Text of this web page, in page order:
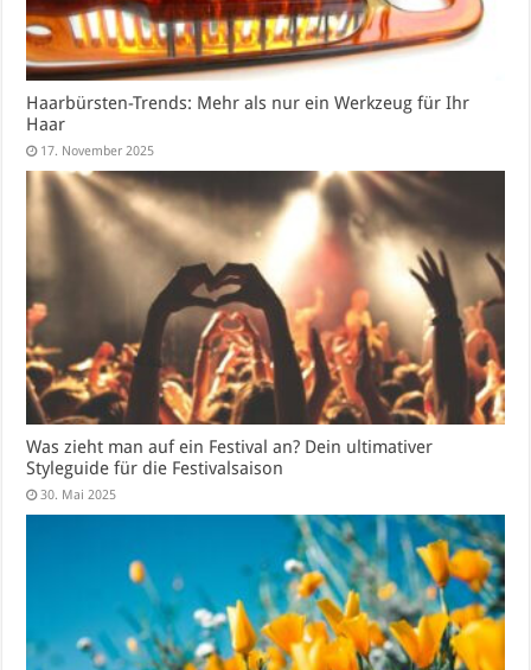
Haarbürsten-Trends: Mehr als nur ein Werkzeug für Ihr
Haar
17. November 2025
Was zieht man auf ein Festival an? Dein ultimativer
Styleguide für die Festivalsaison
30. Mai 2025